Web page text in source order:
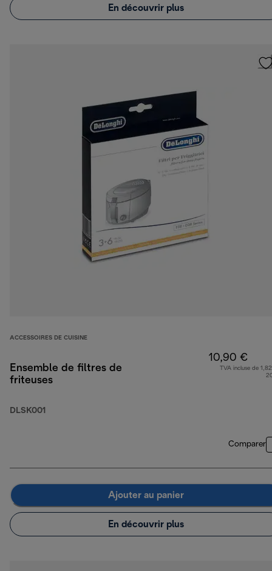
En découvrir plus
ACCESSOIRES DE CUISINE
Ensemble de filtres de
friteuses
DLSK001
10,90 €
TVA incluse de
Comparer
Ajouter au panier
En découvrir plus